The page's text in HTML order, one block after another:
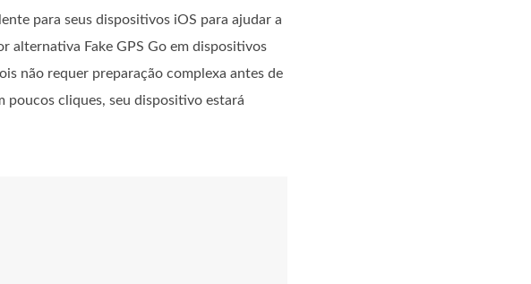
para seus dispositivos iOS para ajudar a
alternativa Fake GPS Go em dispositivos
não requer preparação complexa antes de
poucos cliques, seu dispositivo estará